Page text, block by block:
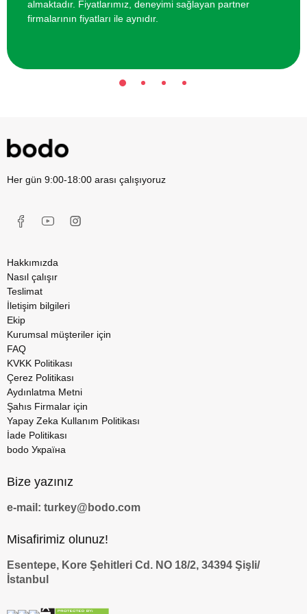
almaktadır. Fiyatlarımız, deneyimi sağlayan partner
firmalarının fiyatları ile aynıdır.
Her gün 9:00-18:00 arası çalışıyoruz
Hakkımızda
Nasıl çalışır
Teslimat
İletişim bilgileri
Ekip
Kurumsal müşteriler için
FAQ
KVKK Politikası
Çerez Politikası
Aydınlatma Metni
Şahıs Firmalar için
Yapay Zeka Kullanım Politikası
İade Politikası
bodo Україна
Bize yazınız
e-mail: turkey@bodo.com
Misafirimiz olunuz!
Esentepe, Kore Şehitleri Cd. NO 18/2, 34394 Şişli/
İstanbul